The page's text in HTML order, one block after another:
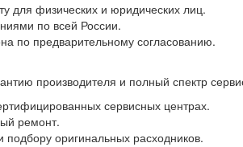
для физических и юридических лиц.
по всей России.
по предварительному согласованию.
производителя и полный спектр
сервисных центрах.
ремонт.
подбору оригинальных расходников.